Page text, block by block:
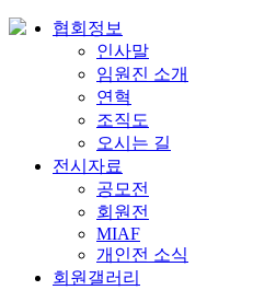
협회정보
인사말
임원진 소개
연혁
조직도
오시는 길
전시자료
공모전
회원전
MIAF
개인전 소식
회원갤러리